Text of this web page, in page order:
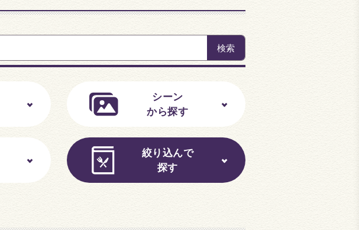
シーン
から探す
絞り込んで
探す